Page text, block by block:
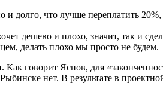
что лучше переплатить 20%,
дешево и плохо, значит, так и
делать плохо мы просто не будем.
говорит Яснов, для
нет. В результате в